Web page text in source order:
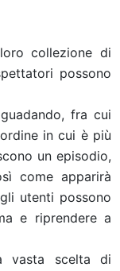
collezione di
possono
fra cui
in cui è più
un episodio,
come apparirà
utenti possono
e riprendere a
vasta scelta di